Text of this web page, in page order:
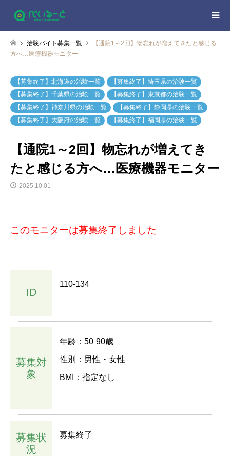
治験バイト募集一覧
【通院1～2回】物忘れが増えてきたと感じる
方へ…医療機器モニター
【募集終了】北海道の治験一覧
【募集終了】埼玉県の治験一覧
【募集終了】千葉県の治験一覧
【募集終了】東京都の治験一覧
【募集終了】神奈川県の治験一覧
【募集終了】静岡県の治験一覧
【募集終了】大阪府の治験一覧
【募集終了】福岡県の治験一覧
【通院1～2回】物忘れが増えてき
たと感じる方へ…医療機器モニター
2025.10.01
このモニターは募集終了しました
ID
110-134
募集対
象
年齢：50₋90歳
性別：男性・女性
BMI：指定なし
募集状
況
募集終了